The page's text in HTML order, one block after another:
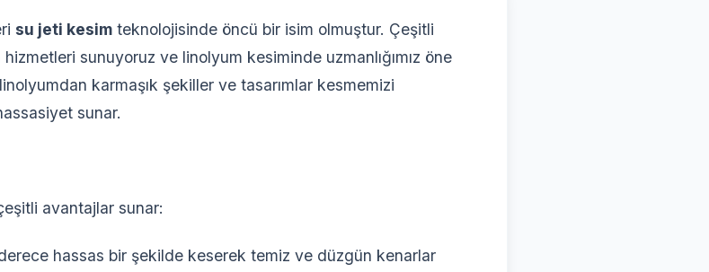
su jeti kesim teknolojisinde öncü bir isim olmuştur. Çeşitli
sunuyoruz ve linolyum kesiminde uzmanlığımız öne
karmaşık şekiller ve tasarımlar kesmemizi
sunar.
avantajlar sunar:
hassas bir şekilde keserek temiz ve düzgün kenarlar